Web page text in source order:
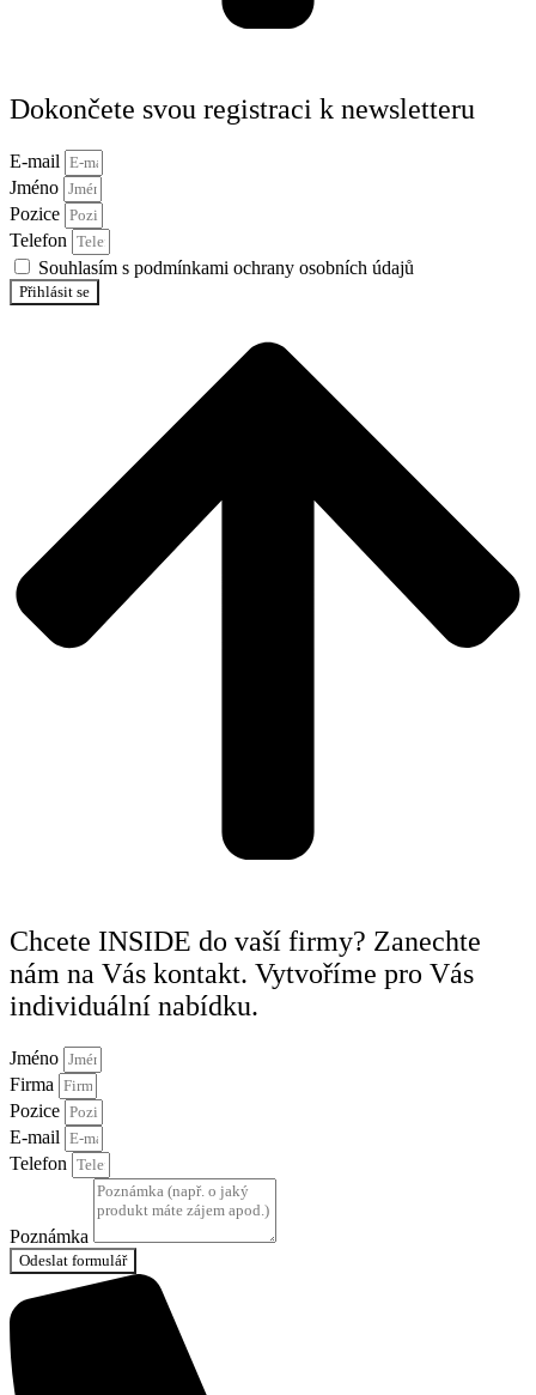
Dokončete svou registraci k newsletteru
E-mail
Jméno
Pozice
Telefon
Souhlasím s podmínkami ochrany osobních údajů
Přihlásit se
Chcete INSIDE do vaší firmy? Zanechte
nám na Vás kontakt. Vytvoříme pro Vás
individuální nabídku.
Jméno
Firma
Pozice
E-mail
Telefon
Poznámka
Odeslat formulář